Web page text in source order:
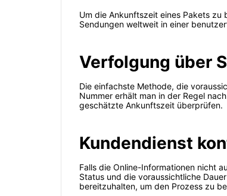
Um die Ankunftszeit eines Pakets
Sendungen weltweit in einer
Verfolgung über
Die einfachste Methode, die
Nummer erhält man in der Regel
geschätzte Ankunftszeit überprüfen.
Kundendienst
Falls die Online-Informationen nicht
Status und die voraussichtliche
bereitzuhalten, um den Prozess zu